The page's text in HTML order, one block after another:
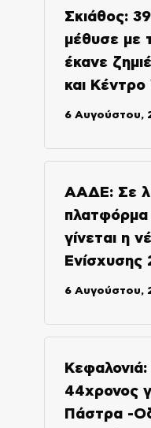
Σκιάθος:
μέθυσε με
έκανε
και Κέντρο
6 Αυγούστου,
ΑΑΔΕ: Σε
γίνεται η
Ενίσχυσης
6 Αυγούστου,
44χρονος
Πάστρα -